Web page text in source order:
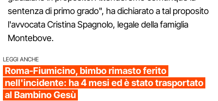
sentenza di primo grado", ha dichiarato a tal proposito
l'avvocata Cristina Spagnolo, legale della famiglia
Montebove.
LEGGI ANCHE
Roma-Fiumicino, bimbo rimasto ferito
nell'incidente: ha 4 mesi ed è stato trasportato
al Bambino Gesù